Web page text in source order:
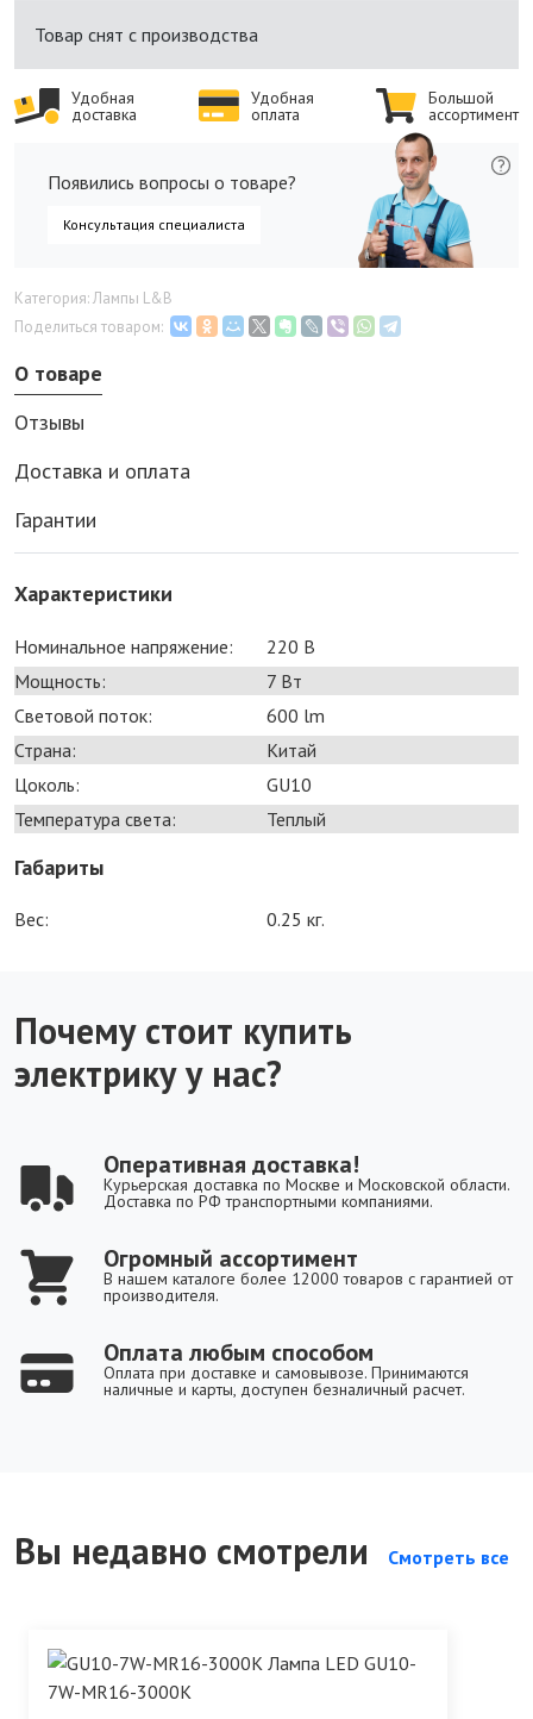
Товар снят с производства
Удобная
доставка
Удобная
оплата
Большой
ассортимент
Появились вопросы о товаре?
Консультация специалиста
Категория: Лампы L&B
Поделиться товаром:
О товаре
Отзывы
Доставка и оплата
Гарантии
Характеристики
Номинальное напряжение:
220 В
Мощность:
7 Bт
Световой поток:
600 lm
Страна:
Китай
Цоколь:
GU10
Температура света:
Теплый
Габариты
Вес: 0.25 кг.
Почему стоит купить
электрику у нас?
Оперативная доставка!
Курьерская доставка по Москве и Московской области.
Доставка по РФ транспортными компаниями.
Огромный ассортимент
В нашем каталоге более 12000 товаров с гарантией от
производителя.
Оплата любым способом
Оплата при доставке и самовывозе. Принимаются
наличные и карты, доступен безналичный расчет.
Вы недавно смотрели Смотреть все